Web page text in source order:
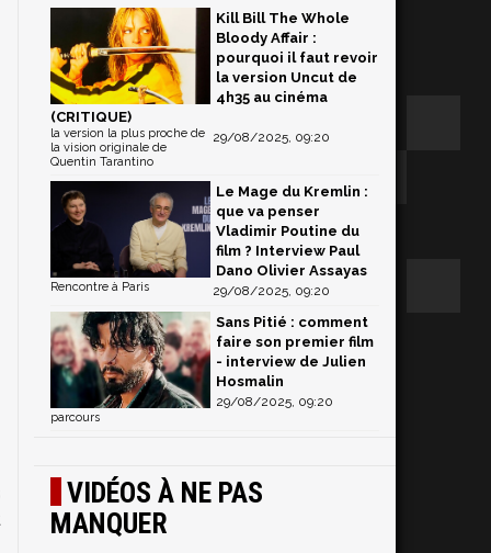
Kill Bill The Whole
Bloody Affair :
pourquoi il faut revoir
la version Uncut de
4h35 au cinéma
(CRITIQUE)
29/08/2025, 09:20
la version la plus proche de
la vision originale de
Quentin Tarantino
Le Mage du Kremlin :
que va penser
Vladimir Poutine du
film ? Interview Paul
Dano Olivier Assayas
29/08/2025, 09:20
Rencontre à Paris
Sans Pitié : comment
faire son premier film
- interview de Julien
Hosmalin
29/08/2025, 09:20
parcours
VIDÉOS À NE PAS
MANQUER